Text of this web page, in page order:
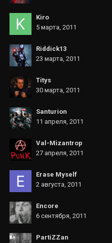
Kiro
5 марта, 2011
Riddick13
23 марта, 2011
Titys
30 марта, 2011
Santurion
11 апреля, 2011
Val-Mizantrop
27 апреля, 2011
Erase Myself
2 августа, 2011
Encore
6 сентября, 2011
PartiZZan